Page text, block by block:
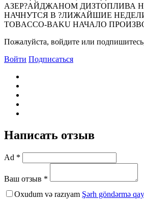
АЗЕР?АЙДЖАНОМ ДИЗТОПЛИВА
НАЧНУТСЯ В ?ЛИЖАЙШИЕ НЕДЕЛИ
TOBACCO-BAKU НАЧАЛО
Пожалуйста, войдите или
Войти Подписаться
Написать отзыв
Ad *
Ваш отзыв *
Oxudum və razıyam Şərh göndərmə